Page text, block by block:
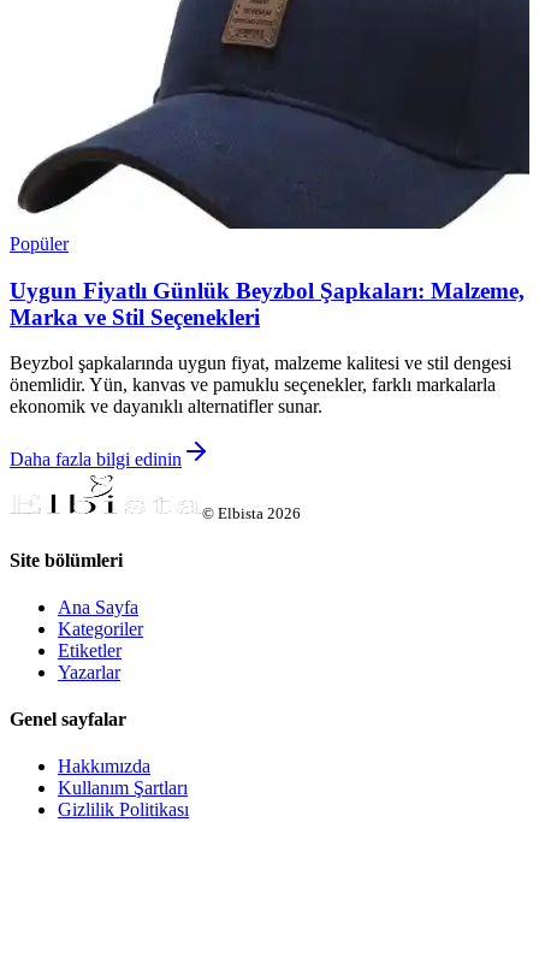
Popüler
Uygun Fiyatlı Günlük Beyzbol Şapkaları: Malzeme,
Marka ve Stil Seçenekleri
Beyzbol şapkalarında uygun fiyat, malzeme kalitesi ve stil dengesi
önemlidir. Yün, kanvas ve pamuklu seçenekler, farklı markalarla
ekonomik ve dayanıklı alternatifler sunar.
Daha fazla bilgi edinin
© Elbista 2026
Site bölümleri
Ana Sayfa
Kategoriler
Etiketler
Yazarlar
Genel sayfalar
Hakkımızda
Kullanım Şartları
Gizlilik Politikası